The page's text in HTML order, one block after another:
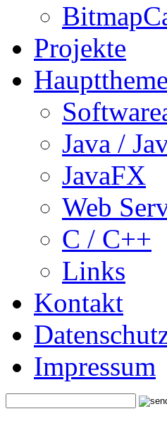
Projekte
Java /
JavaFX
Web
C / C++
Links
Kontakt
Impressum